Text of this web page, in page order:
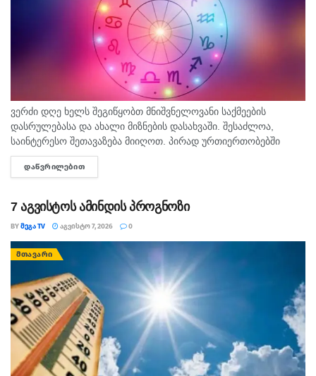
ვერძი დღე ხელს შეგიწყობთ მნიშვნელოვანი საქმეების
დასრულებასა და ახალი მიზნების დასახვაში. შესაძლოა,
საინტერესო შეთავაზება მიიღოთ. პირად ურთიერთობებში
გულწრფელი საუბარი ბევრ გაუგებრობას გააქრობს. კურო
ფინანსურ საკითხებში სიფრთხილე გამოიჩინეთ და ემოციური...
ᲓᲐᲬᲕᲠᲘᲚᲔᲑᲘᲗ
7 აგვისტოს ამინდის პროგნოზი
BYᲛᲔᲒᲐ TV ᲐᲒᲕᲘᲡᲢᲝ 7, 2026 0
ᲛᲗᲐᲕᲐᲠᲘ